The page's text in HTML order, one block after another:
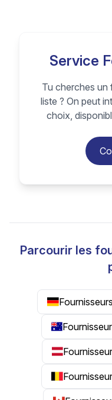
Service
Tu cherches un
liste ? On peut
choix,
Parcourir les